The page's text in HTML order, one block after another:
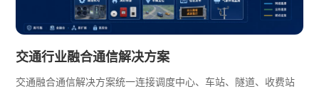
交通行业融合通信解决方案
交通融合通信解决方案统一连接调度中心、车站、隧道、收费站